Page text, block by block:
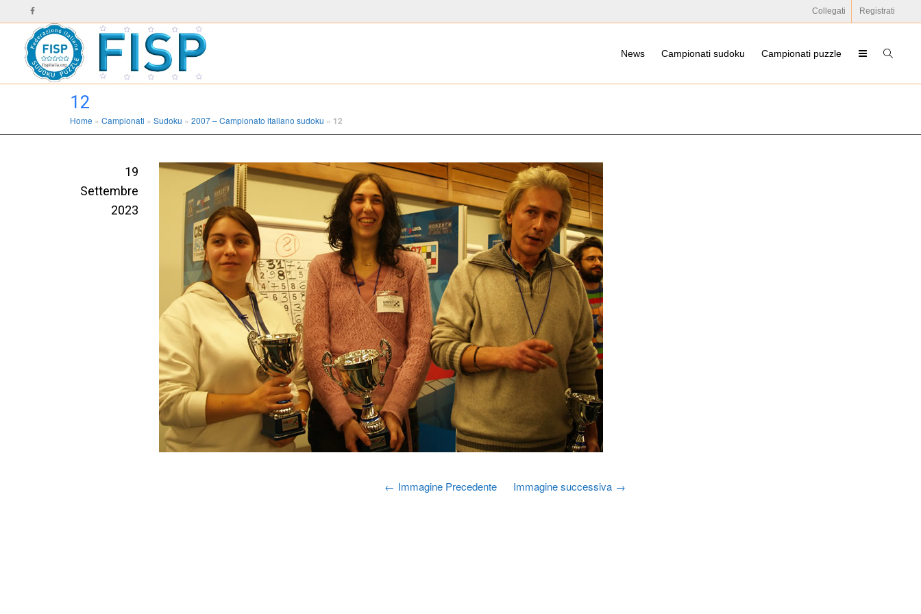
Collegati Registrati
News Campionati sudoku Campionati puzzle
12
Home » Campionati » Sudoku » 2007 – Campionato italiano sudoku » 12
19
Settembre
2023
Immagine Precedente Immagine successiva